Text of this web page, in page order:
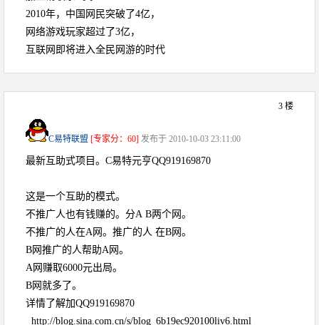
2010年，中国网民突破了4亿，
网络游戏玩家超过了3亿，
互联网即将进入全民网游的时代
3 楼
C易特联盟 [专家分：60] 发布于 2010-10-03 23:11:00
最新互助式项目。C易特元亨QQ919169870
这是一个互助的模式。
不推广人也有钱赚的。分A B两个网。
不推广的人在A网。推广的人 在B网。
B网推广的人帮助A网。
A网赚取6000元出局。
B网就多了。
详情了解加QQ919169870
http://blog.sina.com.cn/s/blog_6b19ec920100liv6.html